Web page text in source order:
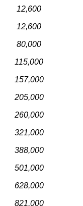
12,600
12,600
80,000
115,000
157,000
205,000
260,000
321,000
388,000
501,000
628,000
821,000